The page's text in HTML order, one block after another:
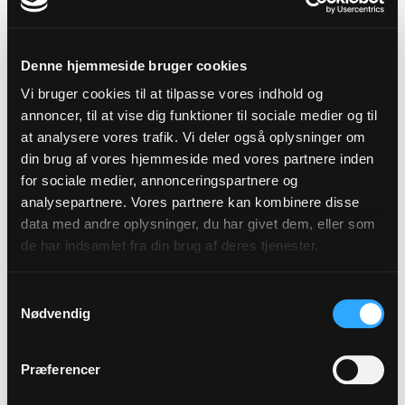
Denne hjemmeside bruger cookies
Vi bruger cookies til at tilpasse vores indhold og
annoncer, til at vise dig funktioner til sociale medier og til
at analysere vores trafik. Vi deler også oplysninger om
din brug af vores hjemmeside med vores partnere inden
for sociale medier, annonceringspartnere og
analysepartnere. Vores partnere kan kombinere disse
data med andre oplysninger, du har givet dem, eller som
de har indsamlet fra din brug af deres tjenester.
Nødvendig
Præferencer
Viborg Stift
- Vi kan ikke løfte præstens kerneopgaver, men vi
har ja-hatten på, hvis der skulle være opgaver, der
fremover lander hos kirke- og
kulturmedarbejderen. Vi vil gerne se muligheder
frem for begrænsninger, siger Mette Thybo
Jensen på vegne af arbejdsgruppen.
godt ud at sadle om og få nye arbejdsopgaver.
Som uddannet antropolog begyndte hun sit
mellem museet, skolen og kirken ledte hendes